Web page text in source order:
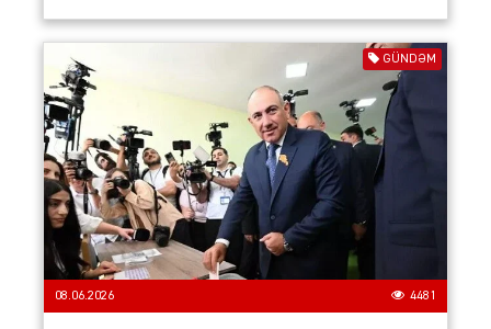
GÜNDƏM
08.06.2026 4481